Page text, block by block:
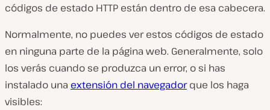
códigos de estado HTTP están dentro de esa cabecera.
Normalmente, no puedes ver estos códigos de estado
en ninguna parte de la página web. Generalmente, solo
los verás cuando se produzca un error, o si has
instalado una extensión del navegadorque los haga
visibles: